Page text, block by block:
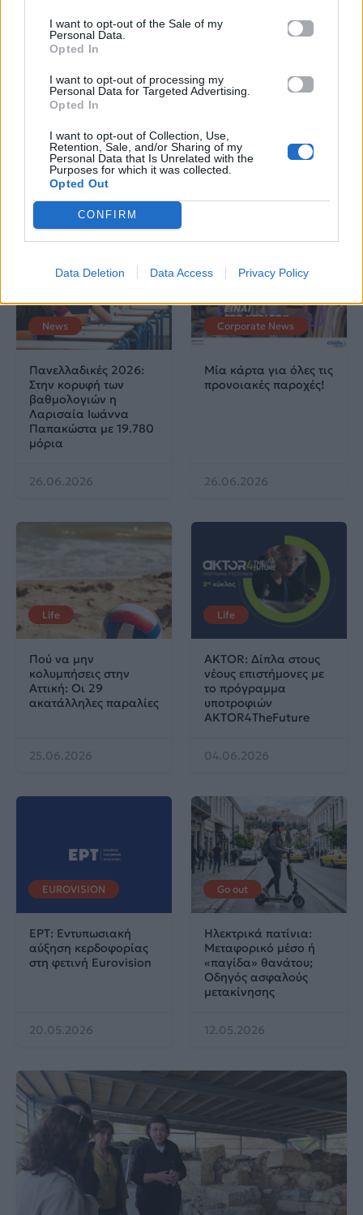
I want to opt-out of the Sale of my
Personal Data.
Opted In
I want to opt-out of processing my
Personal Data for Targeted Advertising.
Opted In
I want to opt-out of Collection, Use,
Retention, Sale, and/or Sharing of my
Personal Data that Is Unrelated with the
Purposes for which it was collected.
Opted Out
CONFIRM
Data Deletion Data Access Privacy Policy
Life
Καλοκαίρι στην Αττική
με επιφυλάξεις – Ποιες
παραλίες έχουν
ακατάλληλες
04.07.2026
Το πιο επικίνδυνο
«Will you marry me?»
σκαρφάλωσε στο
Empire State Building
News
Πανελλαδικές 2026:
Στην κορυφή των
βαθμολογιών η
Λαρισαία Ιωάννα
Παπακώστα με 19.780
μόρια
26.06.2026
Corporate News
Μία κάρτα για όλες τις
προνοιακές παροχές!
26.06.2026
Life
Πού να μην
κολυμπήσεις στην
Αττική: Οι 29
ακατάλληλες παραλίες
25.06.2026
Life
AKTOR: Δίπλα στους
νέους επιστήμονες με
το πρόγραμμα
υποτροφιών
AKTOR4TheFuture
04.06.2026
EUROVISION
ΕΡΤ: Εντυπωσιακή
αύξηση κερδοφορίας
στη φετινή Eurovision
20.05.2026
Go out
Ηλεκτρικά πατίνια:
Μεταφορικό μέσο ή
«παγίδα» θανάτου;
Οδηγός ασφαλούς
μετακίνησης
12.05.2026